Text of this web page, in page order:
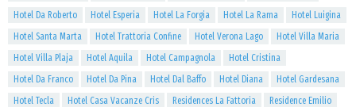
Hotel Da Roberto
Hotel Esperia Hotel La Forgia Hotel La Rama
Hotel Luigina
Hotel Santa Marta
Hotel Trattoria Confine Hotel Verona Lago
Hotel Villa Maria
Hotel Villa Plaja
Hotel Aquila Hotel Campagnola
Hotel Cristina
Hotel Da Franco
Hotel Da Pina Hotel Dal Baffo Hotel Diana
Hotel Gardesana
Hotel Tecla
Hotel Casa Vacanze Cris Residences La Fattoria
Residence Emilio